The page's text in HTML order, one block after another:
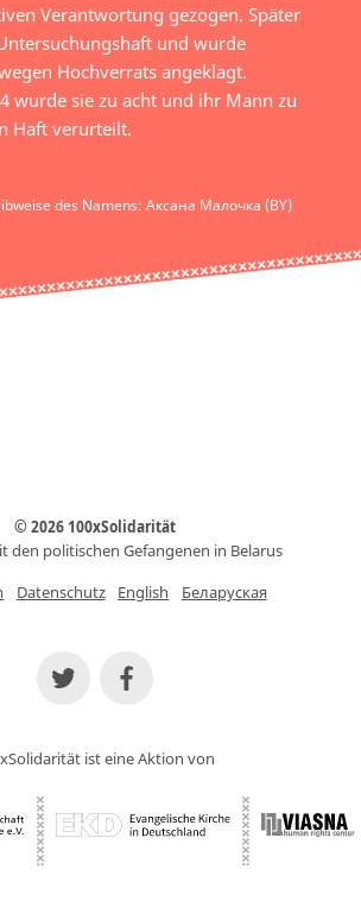
Verantwortung gezogen. Später
und wurde
Hochverrats angeklagt.
wurde sie zu acht und ihr Mann zu
Haft verurteilt.
des Namens: Аксана Малочка (BY)
© 2026 100xSolidarität
den politischen Gefangenen in Belarus
Datenschutz English Беларуская
ist eine Aktion von